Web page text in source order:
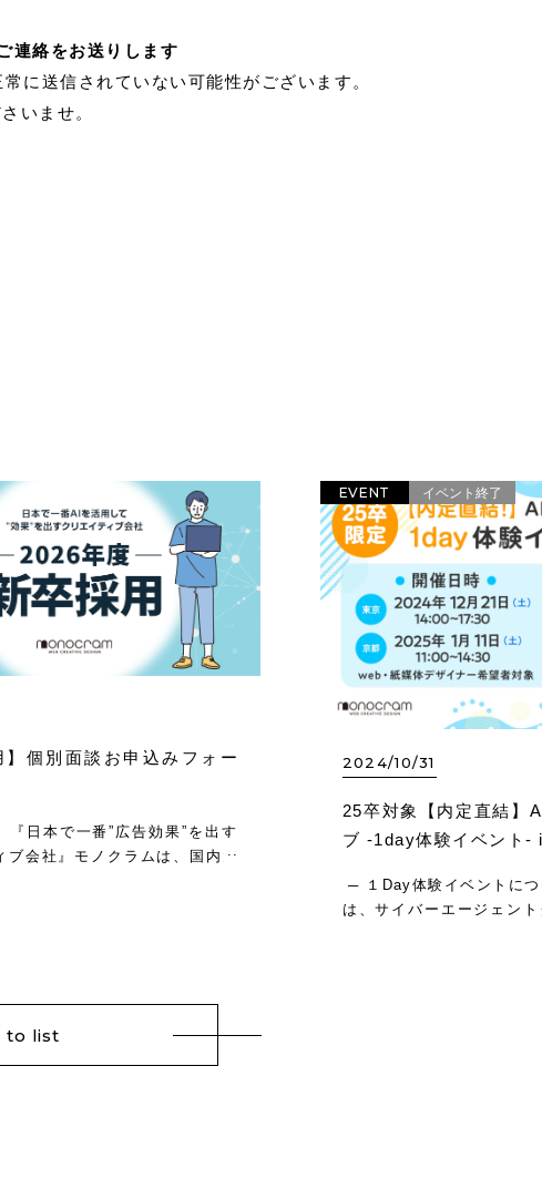
連絡をお送りします
に送信されていない可能性がございます。
いませ。
】個別面談お申込みフォー
『日本で一番”広告効果”を出す
ブ会社』モノクラムは、国内大
EVENT イベント終了
2024/10/31
25卒対象【内定直結】
ブ -1day体験イベント-
─ １Day体験イベントに
は、サイバーエージェン
to list